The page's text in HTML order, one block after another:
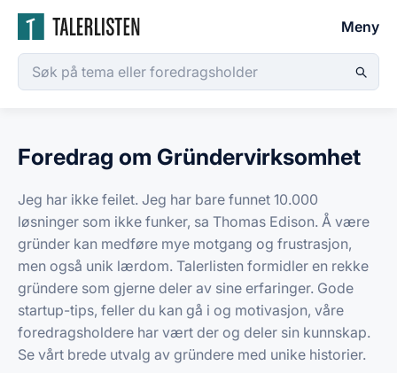
Meny
Foredrag om Gründervirksomhet
Jeg har ikke feilet. Jeg har bare funnet 10.000
løsninger som ikke funker, sa Thomas Edison. Å være
gründer kan medføre mye motgang og frustrasjon,
men også unik lærdom. Talerlisten formidler en rekke
gründere som gjerne deler av sine erfaringer. Gode
startup-tips, feller du kan gå i og motivasjon, våre
foredragsholdere har vært der og deler sin kunnskap.
Se vårt brede utvalg av gründere med unike historier.